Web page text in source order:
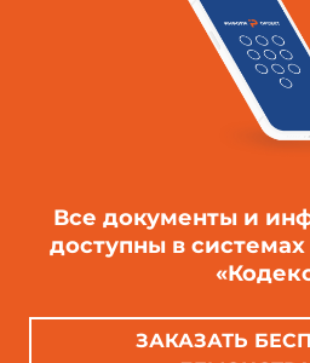
Все документы и
доступны в системах
ЗАКАЗАТЬ